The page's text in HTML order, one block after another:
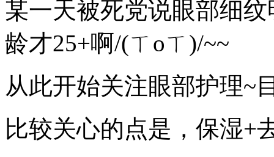
某一天被死党说眼部细
龄才25+啊/(ㄒoㄒ)/~~
从此开始关注眼部护理~
比较关心的点是，保湿+